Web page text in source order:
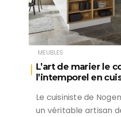
MEUBLES
L’art de marier le
l’intemporel en
Le cuisiniste de
un véritable artisan